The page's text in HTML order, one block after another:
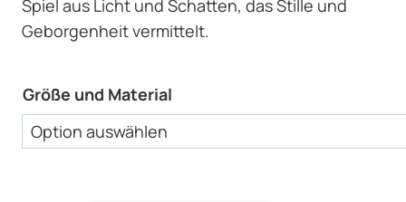
Spiel aus Licht und Schatten, das Stille und
Geborgenheit vermittelt.
Größe und Material